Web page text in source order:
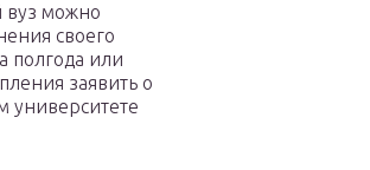
вуз можно
своего
полгода или
заявить о
университете